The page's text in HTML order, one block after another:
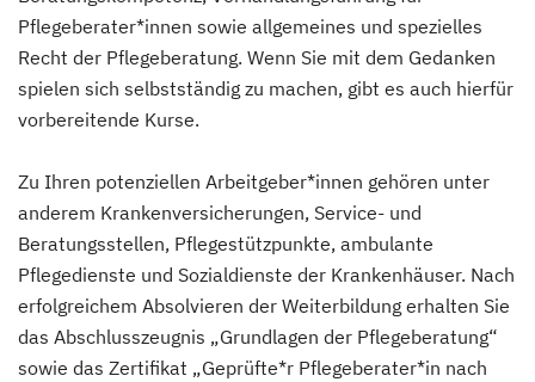
Pflegeberater*innen sowie allgemeines und spezielles
Recht der Pflegeberatung. Wenn Sie mit dem Gedanken
spielen sich selbstständig zu machen, gibt es auch hierfür
vorbereitende Kurse.
Zu Ihren potenziellen Arbeitgeber*innen gehören unter
anderem Krankenversicherungen, Service- und
Beratungsstellen, Pflegestützpunkte, ambulante
Pflegedienste und Sozialdienste der Krankenhäuser. Nach
erfolgreichem Absolvieren der Weiterbildung erhalten Sie
das Abschlusszeugnis „Grundlagen der Pflegeberatung“
sowie das Zertifikat „Geprüfte*r Pflegeberater*in nach